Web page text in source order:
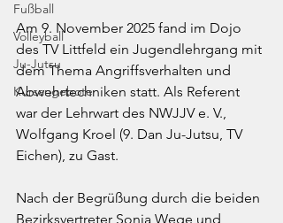
Fußball
Volleyball
Ju-Jutsu
Kursangebote
Am 9. November 2025 fand im Dojo
des TV Littfeld ein Jugendlehrgang mit
dem Thema Angriffsverhalten und
Abwehrtechniken statt. Als Referent
war der Lehrwart des NWJJV e. V.,
Wolfgang Kroel (9. Dan Ju-Jutsu, TV
Eichen), zu Gast.
Nach der Begrüßung durch die beiden
Bezirksvertreter Sonja Wege und